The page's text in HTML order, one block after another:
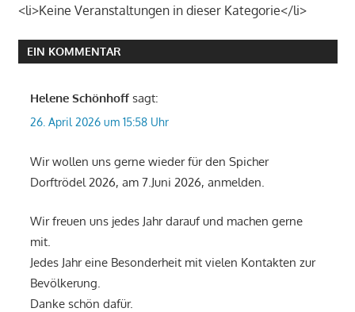
<li>Keine Veranstaltungen in dieser Kategorie</li>
EIN KOMMENTAR
Helene Schönhoff sagt:
26. April 2026 um 15:58 Uhr
Wir wollen uns gerne wieder für den Spicher
Dorftrödel 2026, am 7.Juni 2026, anmelden.
Wir freuen uns jedes Jahr darauf und machen gerne
mit.
Jedes Jahr eine Besonderheit mit vielen Kontakten zur
Bevölkerung.
Danke schön dafür.